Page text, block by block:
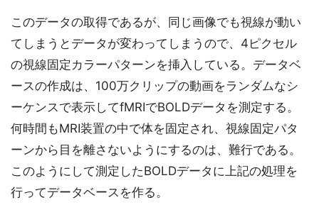
このデータの取得であるが、同じ画像でも視線が動い
てしまうとデータが変わってしまうので、4ピクセル
の視線固定カラーパターンを挿入している。データベ
ースの作成は、100万クリップの動画をランダムなシ
ーケンスで表示してfMRIでBOLDデータを測定する。
何時間もMRI装置の中で体を固定され、視線固定パタ
ーンから目を離さないようにするのは、難行である。
このようにして測定したBOLDデータに上記の処理を
行ってデータベースを作る。